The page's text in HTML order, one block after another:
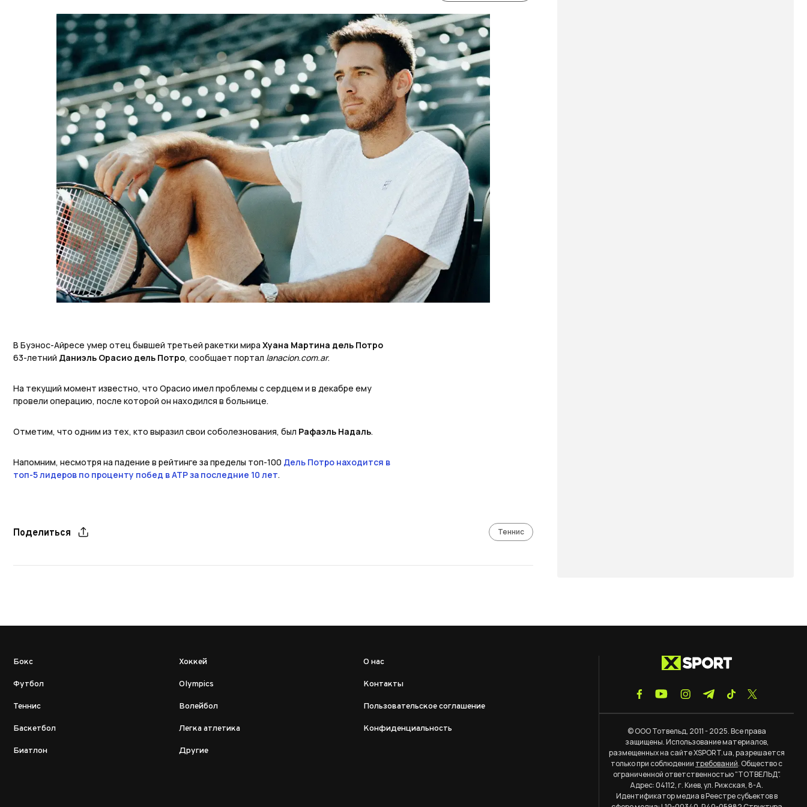
В Буэнос-Айресе умер отец бывшей третьей ракетки мира Хуана Мартина дель Потро
63-летний Даниэль Орасио дель Потро, сообщает портал lanacion.com.ar.
На текущий момент известно, что Орасио имел проблемы с сердцем и в декабре ему
провели операцию, после которой он находился в больнице.
Отметим, что одним из тех, кто выразил свои соболезнования, был Рафаэль Надаль.
Напомним, несмотря на падение в рейтинге за пределы топ-100 Дель Потро находится в
топ-5 лидеров по проценту побед в ATP за последние 10 лет.
Поделиться Теннис
Бокс
Футбол
Теннис
Баскетбол
Биатлон
Хоккей
Olympics
Волейбол
Легка атлетика
Другие
О нас
Контакты
Пользовательское соглашение
Конфиденциальность
© ООО Тотвельд, 2011 - 2025. Все права
защищены. Использование материалов,
размещенных на сайте XSPORT.ua, разрешается
только при соблюдении требований. Общество с
ограниченной ответственностью "ТОТВЕЛЬД".
Адрес: 04112, г. Киев, ул. Рижская, 8-А.
Идентификатор медиа в Реестре субъектов в